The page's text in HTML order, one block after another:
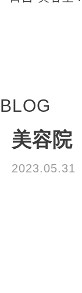
BLOG
美容院
2023.05.31